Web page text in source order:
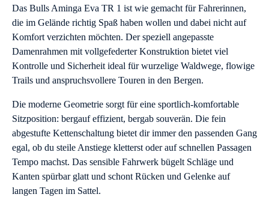
Das Bulls Aminga Eva TR 1 ist wie gemacht für Fahrerinnen,
die im Gelände richtig Spaß haben wollen und dabei nicht auf
Komfort verzichten möchten. Der speziell angepasste
Damenrahmen mit vollgefederter Konstruktion bietet viel
Kontrolle und Sicherheit ideal für wurzelige Waldwege, flowige
Trails und anspruchsvollere Touren in den Bergen.
Die moderne Geometrie sorgt für eine sportlich-komfortable
Sitzposition: bergauf effizient, bergab souverän. Die fein
abgestufte Kettenschaltung bietet dir immer den passenden Gang
egal, ob du steile Anstiege kletterst oder auf schnellen Passagen
Tempo machst. Das sensible Fahrwerk bügelt Schläge und
Kanten spürbar glatt und schont Rücken und Gelenke auf
langen Tagen im Sattel.